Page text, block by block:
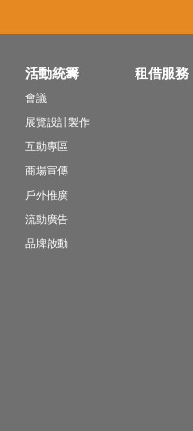
活動統籌
會議
展覽設計製作
互動專區
商場宣傳
戶外推廣
流動廣告
品牌啟動
租借服務